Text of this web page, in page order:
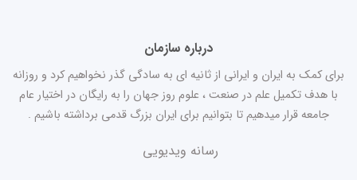
درباره سازمان
برای کمک به ایران و ایرانی از ثانیه ای به سادگی گذر نخواهیم کرد و روزانه
با هدف تکمیل علم در صنعت ، علوم روز جهان را به رایگان در اختیار عام
جامعه قرار میدهیم تا بتوانیم برای ایران بزرگ قدمی برداشته باشیم .
رسانه ویدیویی